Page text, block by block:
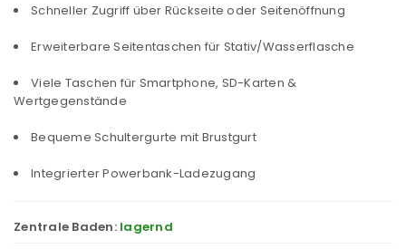
Schneller Zugriff über Rückseite oder Seitenöffnung
Erweiterbare Seitentaschen für Stativ/Wasserflasche
Viele Taschen für Smartphone, SD-Karten &
Wertgegenstände
Bequeme Schultergurte mit Brustgurt
Integrierter Powerbank-Ladezugang
Zentrale Baden: lagernd